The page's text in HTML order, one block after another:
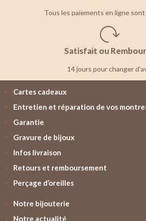
Tous les paiements en ligne
Satisfait ou
14 jours pour changer
Cartes cadeaux
Entretien et réparation de vos
Garantie
Gravure de bijoux
Infos livraison
Retours et remboursement
Perçage d’oreilles
Notre bijouterie
Notre actualité